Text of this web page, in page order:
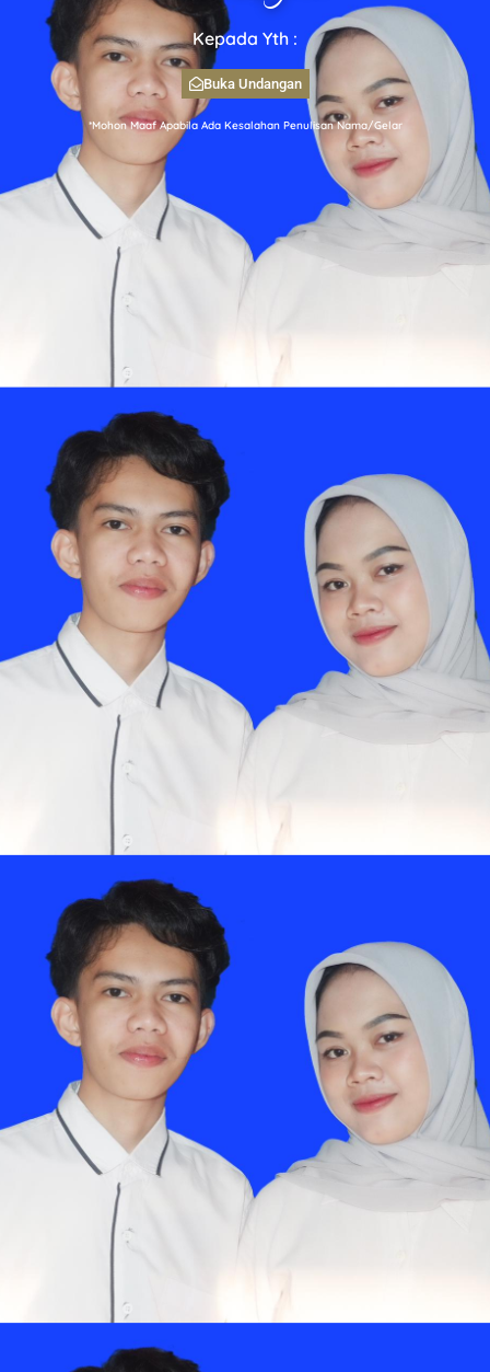
Kepada Yth :
Buka Undangan
*Mohon Maaf Apabila Ada Kesalahan Penulisan Nama/Gelar